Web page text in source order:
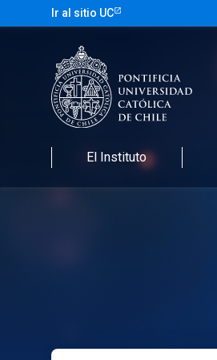
Ir al sitio UC
El Instituto